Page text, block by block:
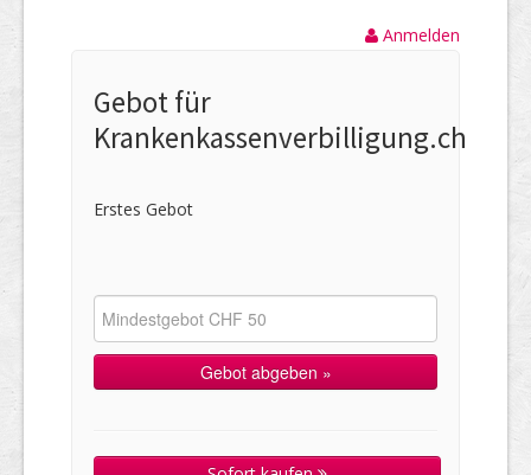
Anmelden
Gebot für
Krankenkassenverbilligung.ch
Erstes Gebot